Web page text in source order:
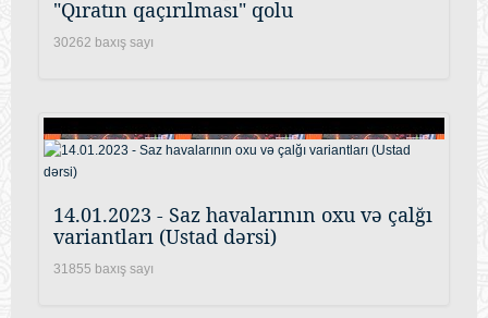
"Qıratın qaçırılması" qolu
30262 baxış sayı
14.01.2023 - Saz havalarının oxu və çalğı
variantları (Ustad dərsi)
31855 baxış sayı